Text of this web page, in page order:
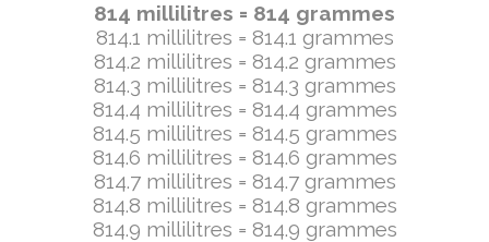
814 millilitres = 814 grammes
814.1 millilitres = 814.1 grammes
814.2 millilitres = 814.2 grammes
814.3 millilitres = 814.3 grammes
814.4 millilitres = 814.4 grammes
814.5 millilitres = 814.5 grammes
814.6 millilitres = 814.6 grammes
814.7 millilitres = 814.7 grammes
814.8 millilitres = 814.8 grammes
814.9 millilitres = 814.9 grammes